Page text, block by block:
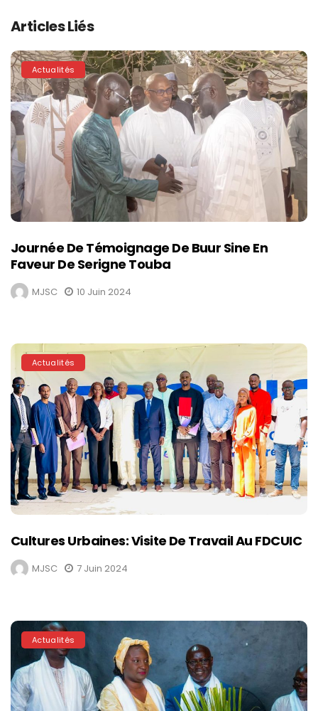
Articles Liés
Actualités
Journée De Témoignage De Buur Sine En
Faveur De Serigne Touba
MJSC 10 Juin 2024
Actualités
Cultures Urbaines: Visite De Travail Au FDCUIC
MJSC 7 Juin 2024
Actualités